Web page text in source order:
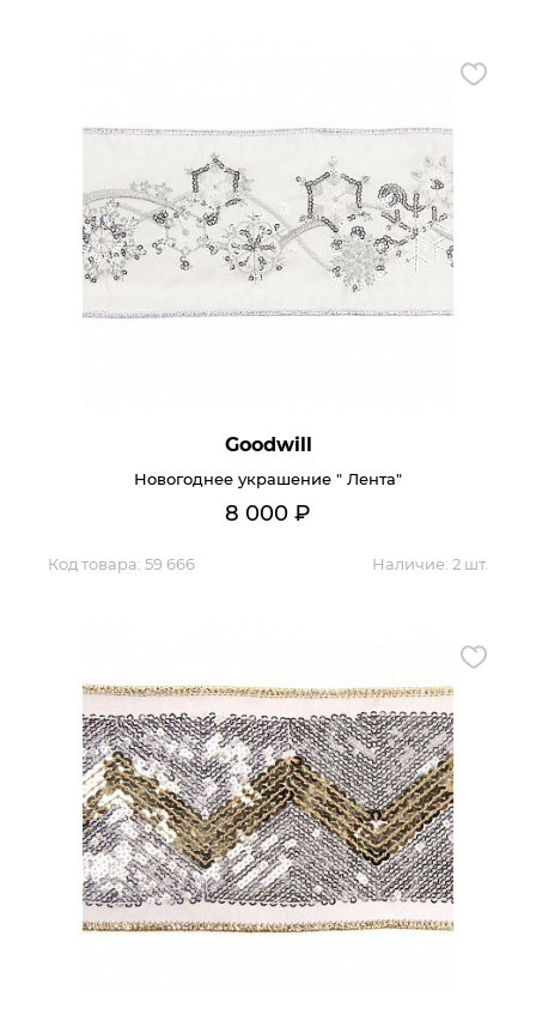
Goodwill
Новогоднее украшение " Лента"
8 000 ₽
Код товара: 59 666 Наличие: 2 шт.